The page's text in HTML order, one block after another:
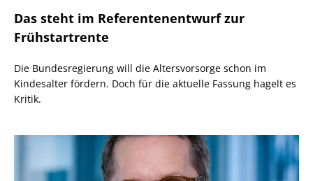
Das steht im Referentenentwurf zur
Frühstartrente
Die Bundesregierung will die Altersvorsorge schon im
Kindesalter fördern. Doch für die aktuelle Fassung hagelt es
Kritik.